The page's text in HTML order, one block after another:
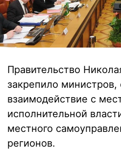
Правительство
закрепило министров,
взаимодействие с
исполнительной
местного
регионов.